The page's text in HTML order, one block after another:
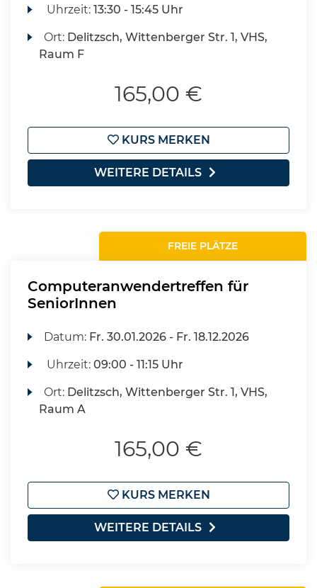
Uhrzeit:13:30 - 15:45 Uhr
Ort: Delitzsch, Wittenberger Str. 1, VHS,
Raum F
165,00 €
KURS MERKEN
WEITERE DETAILS
FREIE PLÄTZE
Computeranwendertreffen für
SeniorInnen
Datum: Fr. 30.01.2026 - Fr. 18.12.2026
Uhrzeit:09:00 - 11:15 Uhr
Ort: Delitzsch, Wittenberger Str. 1, VHS,
Raum A
165,00 €
KURS MERKEN
WEITERE DETAILS